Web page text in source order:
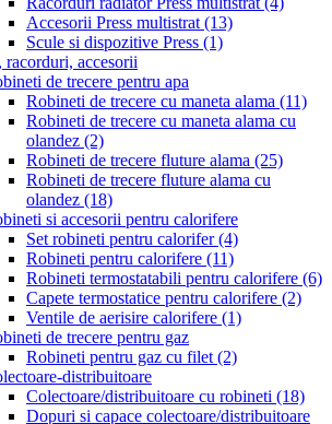
Accesorii Press multistrat (13)
Scule si dispozitive Press (1)
racorduri, accesorii
de trecere pentru apa
Robineti de trecere cu maneta alama (11)
Robineti de trecere cu maneta alama cu
olandez (2)
Robineti de trecere fluture alama (25)
Robineti de trecere fluture alama cu
olandez (18)
si accesorii pentru calorifere
Set robineti pentru calorifer(4)
Robineti pentru calorifere (11)
Robineti termostatabili pentru calorifere (6)
Capete termostatice pentru calorifere (2)
Ventile de aerisire calorifere (1)
de trecere pentru gaz
Robineti pentru gaz cu filet (2)
distribuitoare
Colectoare/distribuitoare cu robineti (18)
Dopuri si capace colectoare/distribuitoare